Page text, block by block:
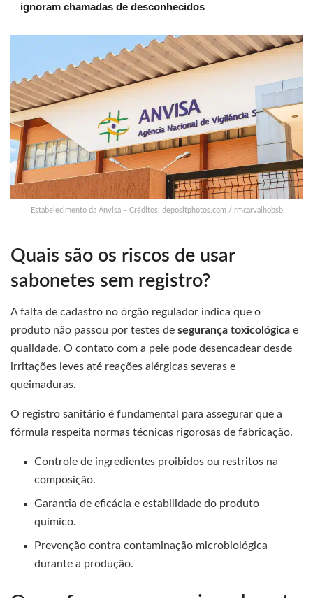
ignoram chamadas de desconhecidos
Estabelecimento da Anvisa – Créditos: depositphotos.com / rmcarvalhobsb
Quais são os riscos de usar
sabonetes sem registro?
A falta de cadastro no órgão regulador indica que o
produto não passou por testes de segurança toxicológica e
qualidade. O contato com a pele pode desencadear desde
irritações leves até reações alérgicas severas e
queimaduras.
O registro sanitário é fundamental para assegurar que a
fórmula respeita normas técnicas rigorosas de fabricação.
Controle de ingredientes proibidos ou restritos na
composição.
Garantia de eficácia e estabilidade do produto
químico.
Prevenção contra contaminação microbiológica
durante a produção.